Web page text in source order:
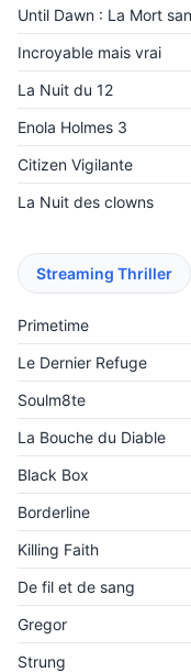
Until Dawn : La Mort
Incroyable mais vrai
La Nuit du 12
Enola Holmes 3
Citizen Vigilante
La Nuit des clowns
Streaming Thriller
Primetime
Le Dernier Refuge
Soulm8te
La Bouche du Diable
Black Box
Borderline
Killing Faith
De fil et de sang
Gregor
Strung